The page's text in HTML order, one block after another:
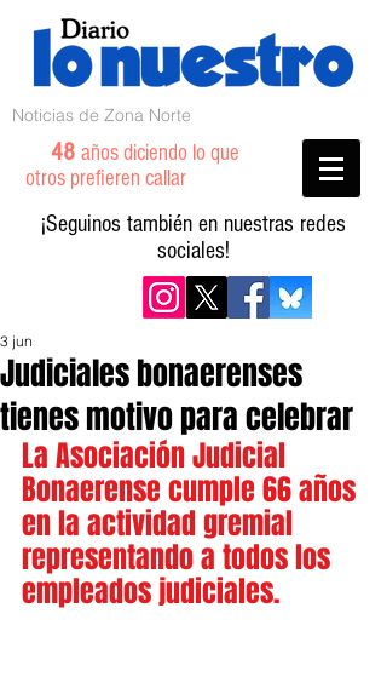
Noticias de Zona Norte
48 años diciendo lo que
otros prefieren callar
¡Seguinos también en nuestras redes
sociales!
Judiciales bonaerenses
tienes motivo para celebrar
3 jun
La Asociación Judicial
Bonaerense cumple 66 años
en la actividad gremial
representando a todos los
empleados judiciales.